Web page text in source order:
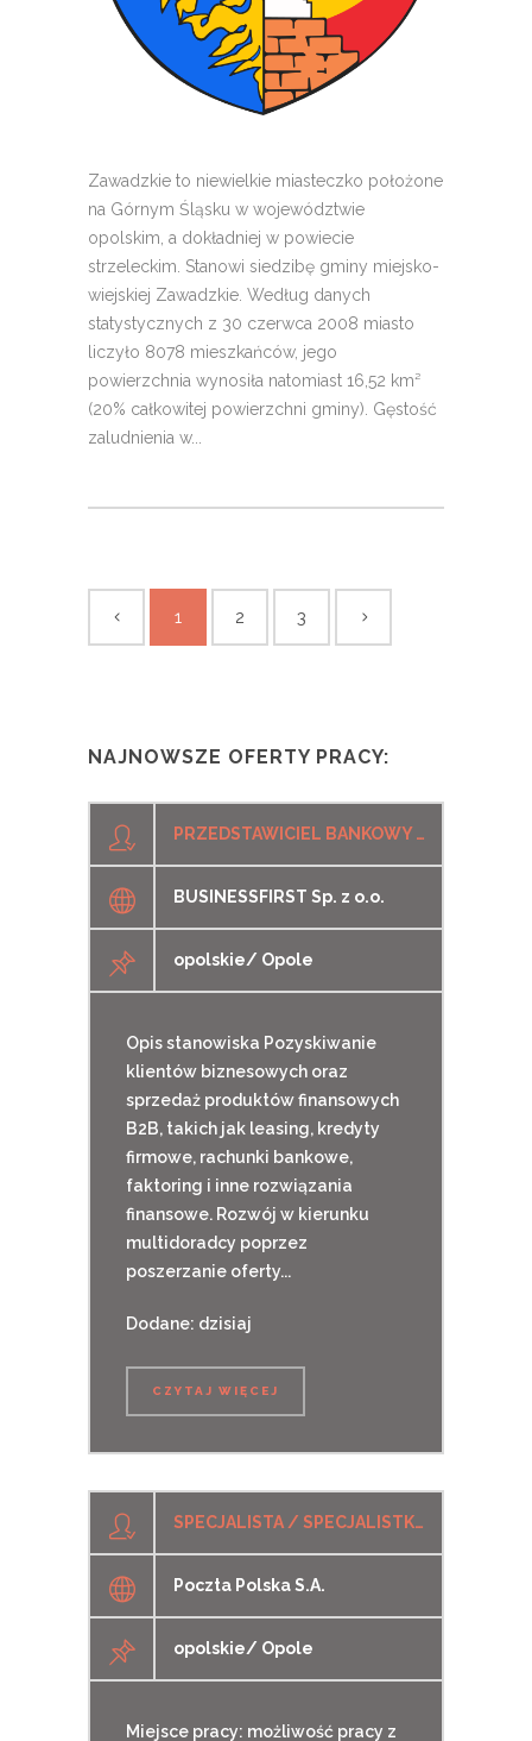
Zawadzkie to niewielkie miasteczko położone
na Górnym Śląsku w województwie
opolskim, a dokładniej w powiecie
strzeleckim. Stanowi siedzibę gminy miejsko-
wiejskiej Zawadzkie. Według danych
statystycznych z 30 czerwca 2008 miasto
liczyło 8078 mieszkańców, jego
powierzchnia wynosiła natomiast 16,52 km²
(20% całkowitej powierzchni gminy). Gęstość
zaludnienia w...
1 2 3
NAJNOWSZE OFERTY PRACY:
PRZEDSTAWICIEL BANKOWY / PRZEDSTAWICIELKA BANKOWA SEKTOR MŚP
BUSINESSFIRST Sp. z o.o.
opolskie/ Opole
Opis stanowiska Pozyskiwanie
klientów biznesowych oraz
sprzedaż produktów finansowych
B2B, takich jak leasing, kredyty
firmowe, rachunki bankowe,
faktoring i inne rozwiązania
finansowe. Rozwój w kierunku
multidoradcy poprzez
poszerzanie oferty...
Dodane: dzisiaj
CZYTAJ WIĘCEJ
SPECJALISTA / SPECJALISTKA DS. ADMINISTROWANIA SYSTEMAMI INFORMATYCZNYMI
Poczta Polska S.A.
opolskie/ Opole
Miejsce pracy: możliwość pracy z